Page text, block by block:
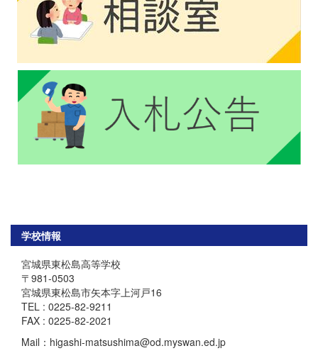
学校情報
宮城県東松島高等学校
〒981-0503
宮城県東松島市矢本字上河戸16
TEL : 0225-82-9211
FAX : 0225-82-2021
Mail：higashi-matsushima@od.myswan.ed.jp